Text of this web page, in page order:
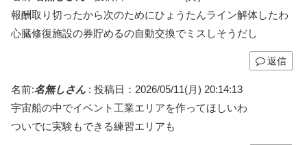
報酬取り切ったから次のためにひょうたんライン解体したわ
心臓修復施設の券貯めるの自動交換でミスしそうだし
返信
名前:名無しさん : 投稿日：2026/05/11(月) 20:14:13
宇宙船の中でイベント工業エリアを作ってほしいわ
ついでに実験もできる練習エリアも